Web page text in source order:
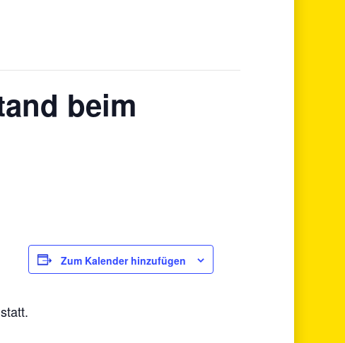
beim
Zum Kalender hinzufügen